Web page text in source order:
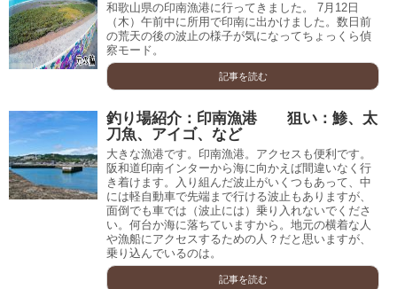
和歌山県の印南漁港に行ってきました。 7月12日
（木）午前中に所用で印南に出かけました。数日前
の荒天の後の波止の様子が気になってちょっくら偵
察モード。
記事を読む
釣り場紹介：印南漁港 狙い：鯵、太
刀魚、アイゴ、など
大きな漁港です。印南漁港。アクセスも便利です。
阪和道印南インターから海に向かえば間違いなく行
き着けます。入り組んだ波止がいくつもあって、中
には軽自動車で先端まで行ける波止もありますが、
面倒でも車では（波止には）乗り入れないでくださ
い。何台か海に落ちていますから。地元の横着な人
や漁船にアクセスするための人？だと思いますが、
乗り込んでいるのは。
記事を読む